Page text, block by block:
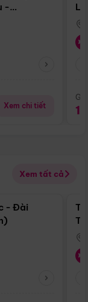
-
Xem chi tiết
Xem tất cả
Điểm nổi bật
- Đài